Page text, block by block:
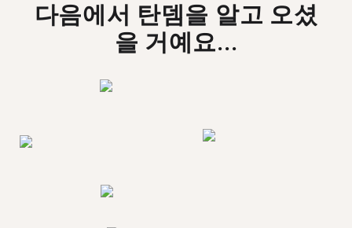
다음에서 탄뎀을 알고 오셨
을 거예요...